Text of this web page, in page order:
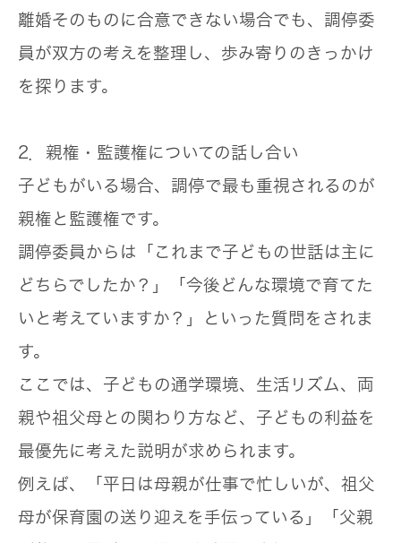
離婚そのものに合意できない場合でも、調停委
員が双方の考えを整理し、歩み寄りのきっかけ
を探ります。
2．親権・監護権についての話し合い
子どもがいる場合、調停で最も重視されるのが
親権 と 監護権です。
調停委員からは「これまで子どもの世話は主に
どちらでしたか？」「今後どんな環境で育てた
いと考えていますか？」といった質問をされま
す。
ここでは、子どもの通学環境、生活リズム、両
親や祖父母との関わり方など、 子どもの利益を
最優先に考えた説明 が求められます。
例えば、「平日は母親が仕事で忙しいが、祖父
母が保育園の送り迎えを手伝っている」「父親